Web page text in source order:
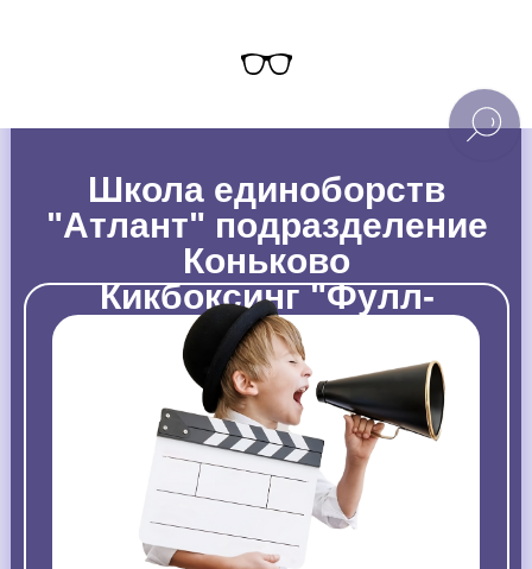
Школа единоборств
"Атлант" подразделение
Коньково
Кикбоксинг "Фулл-
контакт"